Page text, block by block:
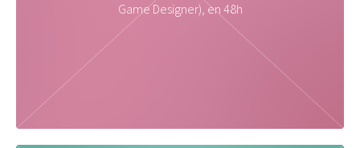
Game Designer), en 48h